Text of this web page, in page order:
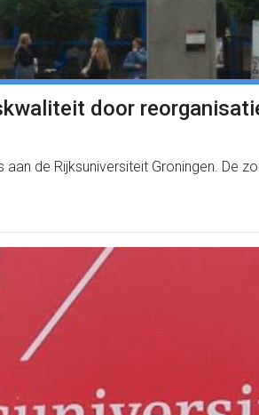
door
de Rijksuniversiteit Groningen. De